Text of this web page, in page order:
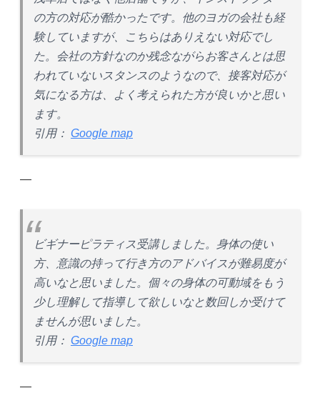
の方の対応が酷かったです。他のヨガの会社も経
験していますが、こちらはありえない対応でし
た。会社の方針なのか残念ながらお客さんとは思
われていないスタンスのようなので、接客対応が
気になる方は、よく考えられた方が良いかと思い
ます。
引用： Google map
—
ビギナーピラティス受講しました。身体の使い
方、意識の持って行き方のアドバイスが難易度が
高いなと思いました。個々の身体の可動域をもう
少し理解して指導して欲しいなと数回しか受けて
ませんが思いました。
引用： Google map
—